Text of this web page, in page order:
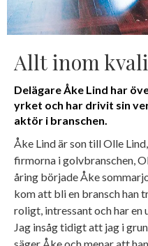
Allt inom
Delägare Åke Lind har
yrket och har drivit sin
aktör i branschen.
Åke Lind är son till Olle
firmorna i golvbranschen,
åring började Åke
kom att bli en bransch han
roligt, intressant och har en
Jag insåg tidigt att jag i
säger Åke och menar att